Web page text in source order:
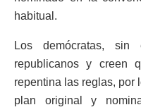
habitual.
Los demócratas, sin
republicanos y creen
repentina las reglas, por
plan original y